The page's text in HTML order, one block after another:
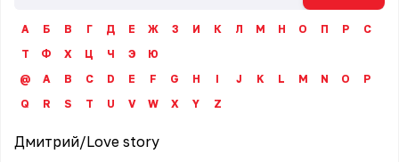
А Б В Г Д Е Ж З И К Л М Н О П Р
С
Т
Ф Х Ц Ч Э
Ю
@
A B C D E F G H I J K L M N O
P
Q
R S T U V W X Y Z
Дмитрий/Love story